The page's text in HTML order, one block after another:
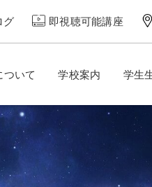
グ 即視聴可能講座
ついて 学校案内 学生